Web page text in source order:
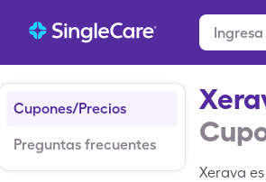
Cupones/Precios
Preguntas frecuentes
Xerava